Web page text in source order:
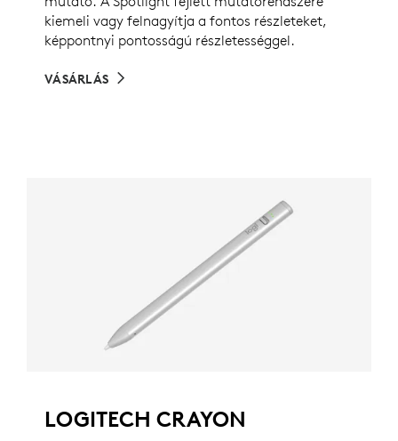
kiemeli vagy felnagyítja a fontos részleteket,
képpontnyi pontosságú részletességgel.
VÁSÁRLÁS
LOGITECH CRAYON